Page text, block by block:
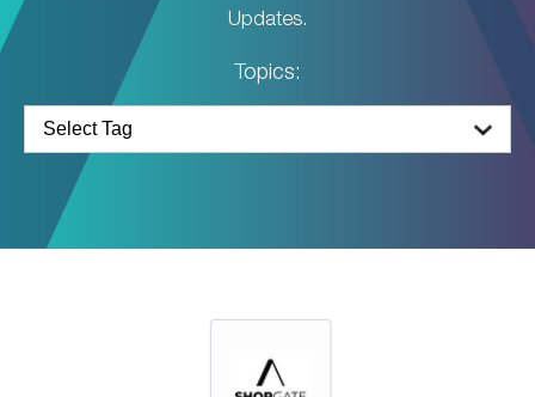
Updates.
Topics: